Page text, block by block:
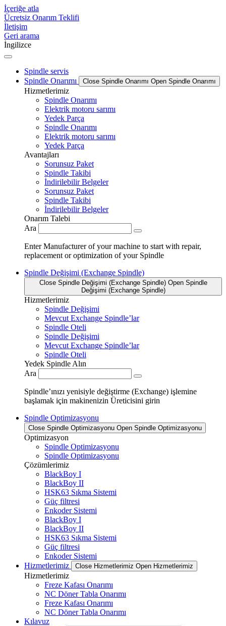
İçeriğe atla
Ücretsiz Onarım Teklifi
İletişim
Geri arama
İngilizce
Spindle servis
Spindle Onarımı
Close Spindle Onarımı Open Spindle Onarımı
Hizmetlerimiz
Spindle Onarımı
Elektrik motoru sarımı
Yedek Parça
Spindle Onarımı
Elektrik motoru sarımı
Yedek Parça
Avantajları
Sorunsuz Paket
Spindle Takibi
İndirilebilir Belgeler
Sorunsuz Paket
Spindle Takibi
İndirilebilir Belgeler
Onarım Talebi
Ara
Enter Manufacturer of your machine to start with repair,
replacement or optimization of your Spindle
Spindle Değişimi (Exchange Spindle)
Close Spindle Değişimi (Exchange Spindle) Open Spindle
Değişimi (Exchange Spindle)
Hizmetlerimiz
Spindle Değişimi
Mevcut Exchange Spindle’lar
Spindle Oteli
Spindle Değişimi
Mevcut Exchange Spindle’lar
Spindle Oteli
Yedek Spindle Alın
Ara
Spindle’ınızı yenisiyle değiştirme (Exchange) işlemine
başlamak için makinenizin Üreticisini girin
Spindle Optimizasyonu
Close Spindle Optimizasyonu Open Spindle Optimizasyonu
Optimizasyon
Spindle Optimizasyonu
Spindle Optimizasyonu
Çözümlerimiz
BlackBoy I
BlackBoy II
HSK63 Sıkma Sistemi
Güç filtresi
Enkoder Sistemi
BlackBoy I
BlackBoy II
HSK63 Sıkma Sistemi
Güç filtresi
Enkoder Sistemi
Hizmetlerimiz
Close Hizmetlerimiz Open Hizmetlerimiz
Hizmetlerimiz
Freze Kafası Onarımı
NC Döner Tabla Onarımı
Freze Kafası Onarımı
NC Döner Tabla Onarımı
Kılavuz